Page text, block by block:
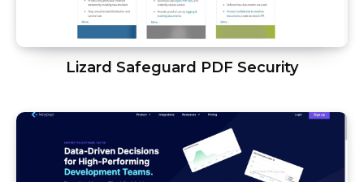
Lizard Safeguard PDF Security